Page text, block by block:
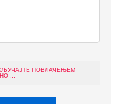
ПОВЛАЧЕЊЕМ
...